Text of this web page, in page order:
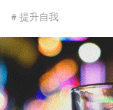
# 提升自我